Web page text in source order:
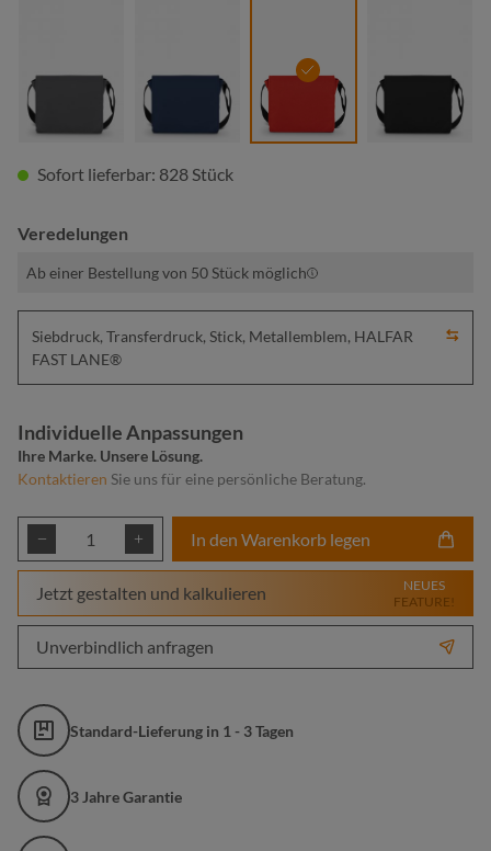
anthrazit marine rot schwarz
Sofort lieferbar: 828 Stück
Veredelungen
Ab einer Bestellung von 50 Stück möglich
Siebdruck, Transferdruck, Stick, Metallemblem, HALFAR
FAST LANE®
Individuelle Anpassungen
Ihre Marke. Unsere Lösung.
Kontaktieren Sie uns für eine persönliche Beratung.
Produkt Anzahl: Gib den gewünschten
In den Warenkorb legen
Jetzt gestalten und kalkulieren
NEUES
FEATURE!
Unverbindlich anfragen
Standard-Lieferung in 1 - 3 Tagen
3 Jahre Garantie